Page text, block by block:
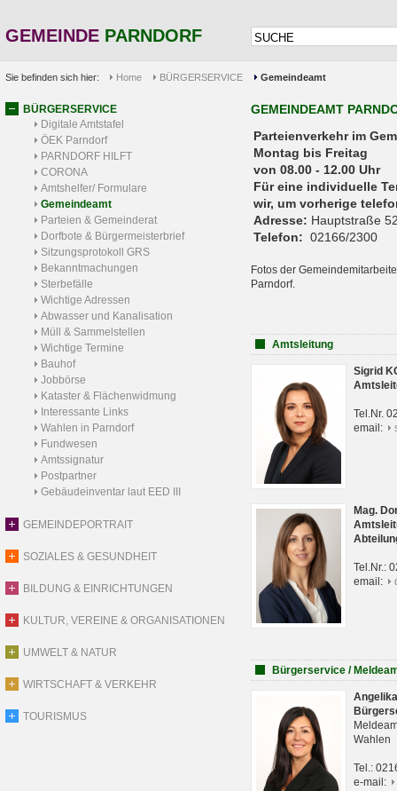
GEMEINDE PARNDORF
Sie befinden sich hier: Home BÜRGERSERVICE Gemeindeamt
BÜRGERSERVICE
Digitale Amtstafel
ÖEK Parndorf
PARNDORF HILFT
CORONA
Amtshelfer/ Formulare
Gemeindeamt
Parteien & Gemeinderat
Dorfbote & Bürgermeisterbrief
Sitzungsprotokoll GRS
Bekanntmachungen
Sterbefälle
Wichtige Adressen
Abwasser und Kanalisation
Müll & Sammelstellen
Wichtige Termine
Bauhof
Jobbörse
Kataster & Flächenwidmung
Interessante Links
Wahlen in Parndorf
Fundwesen
Amtssignatur
Postpartner
Gebäudeinventar laut EED III
GEMEINDEPORTRAIT
SOZIALES & GESUNDHEIT
BILDUNG & EINRICHTUNGEN
KULTUR, VEREINE & ORGANISATIONEN
UMWELT & NATUR
WIRTSCHAFT & VERKEHR
TOURISMUS
GEMEINDEAMT
Parteienverkehr
Montag bis Freitag
von 08.00 - 12.00 Uhr
Für eine individuelle
wir, um vorherige
Adresse: Hauptstraße
Telefon: 02166/2300
Fotos der
Parndorf.
Amtsleitung
Sigrid
Tel.Nr.
email:
Mag.
Tel.Nr.:
email:
Bürgerservice /
Wahlen
Tel.:
e-mail: